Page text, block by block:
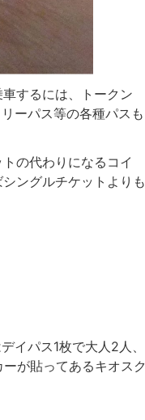
するには、トークン
ーパス等の各種パスも
の代わりになるコイ
ングルチケットよりも
イパス1枚で大人2人、
が貼ってあるキオスク